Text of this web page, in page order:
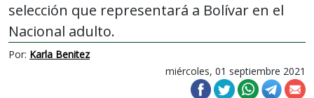
selección que representará a Bolívar en el
Nacional adulto.
Por: Karla Benitez
miércoles, 01 septiembre 2021